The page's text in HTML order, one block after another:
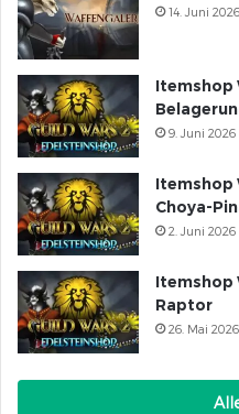
14. Juni 2026
Itemshop
9. Juni 2026
Itemshop
Choya-
2. Juni 2026
Itemshop
Raptor
26. Mai 2026